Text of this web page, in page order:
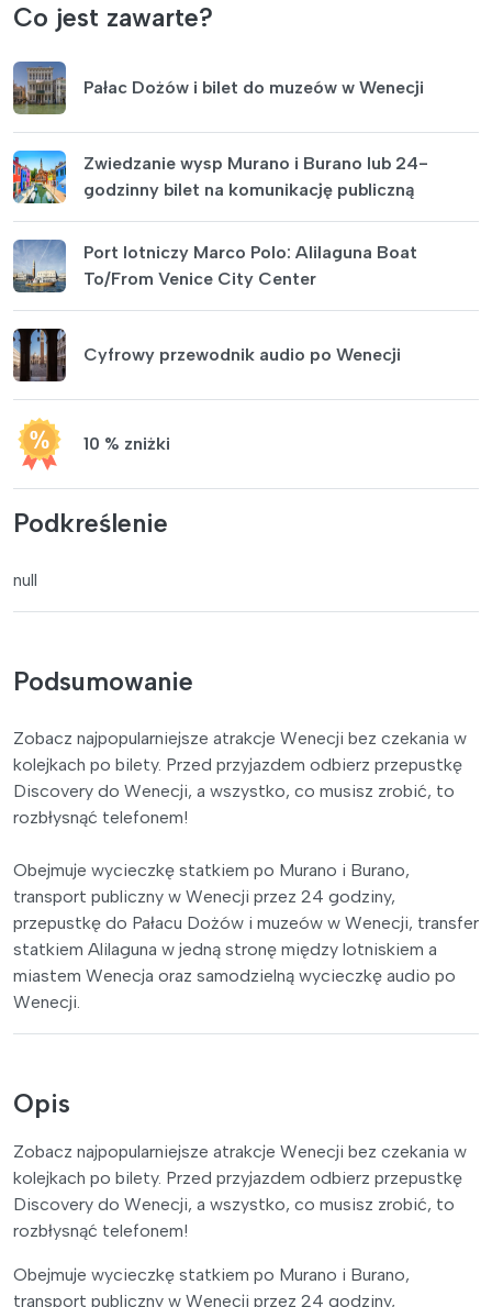
Co jest zawarte?
Pałac Dożów i bilet do muzeów w Wenecji
Zwiedzanie wysp Murano i Burano lub 24-
godzinny bilet na komunikację publiczną
Port lotniczy Marco Polo: Alilaguna Boat
To/From Venice City Center
Cyfrowy przewodnik audio po Wenecji
10 % zniżki
Podkreślenie
null
Podsumowanie
Zobacz najpopularniejsze atrakcje Wenecji bez czekania w
kolejkach po bilety. Przed przyjazdem odbierz przepustkę
Discovery do Wenecji, a wszystko, co musisz zrobić, to
rozbłysnąć telefonem!
Obejmuje wycieczkę statkiem po Murano i Burano,
transport publiczny w Wenecji przez 24 godziny,
przepustkę do Pałacu Dożów i muzeów w Wenecji, transfer
statkiem Alilaguna w jedną stronę między lotniskiem a
miastem Wenecja oraz samodzielną wycieczkę audio po
Wenecji.
Opis
Zobacz najpopularniejsze atrakcje Wenecji bez czekania w
kolejkach po bilety. Przed przyjazdem odbierz przepustkę
Discovery do Wenecji, a wszystko, co musisz zrobić, to
rozbłysnąć telefonem!
Obejmuje wycieczkę statkiem po Murano i Burano,
transport publiczny w Wenecji przez 24 godziny,